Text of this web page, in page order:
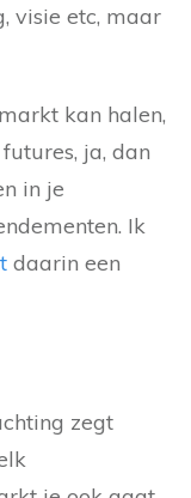
visie etc, maar
kan halen,
ja, dan
in je
Ik
daarin een
zegt